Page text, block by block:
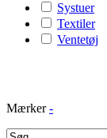
Systuer
Textiler
Ventetøj
Mærker -